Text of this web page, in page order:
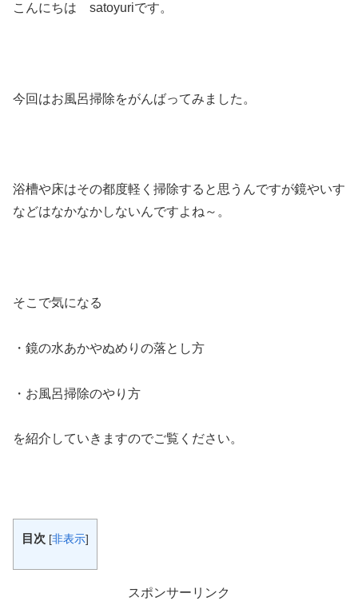
こんにちは satoyuriです。
今回はお風呂掃除をがんばってみました。
浴槽や床はその都度軽く掃除すると思うんですが鏡やいす
などはなかなかしないんですよね～。
そこで気になる
・鏡の水あかやぬめりの落とし方
・お風呂掃除のやり方
を紹介していきますのでご覧ください。
目次 [非表示]
スポンサーリンク